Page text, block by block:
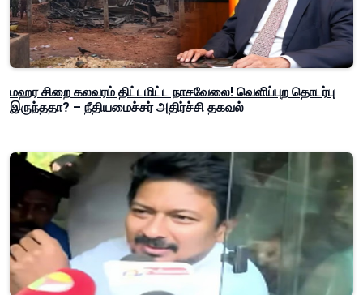
மஹர சிறை கலவரம் திட்டமிட்ட நாசவேலை! வெளிப்புற தொடர்பு
இருந்ததா? – நீதியமைச்சர் அதிர்ச்சி தகவல்